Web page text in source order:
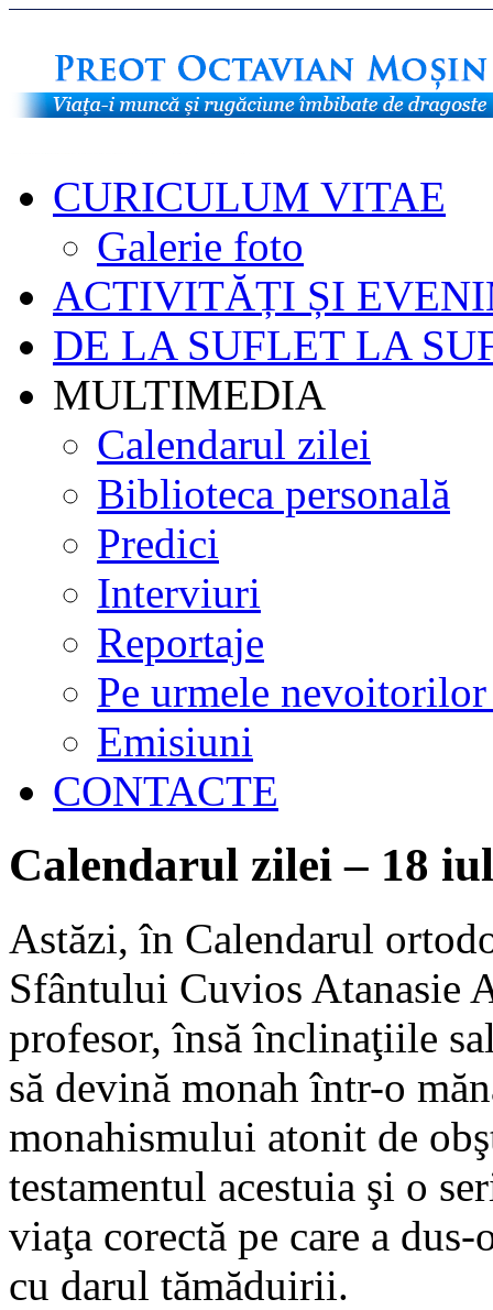
CURICULUM VITAE
Galerie foto
ACTIVITĂȚI ȘI
DE LA SUFLET LA
MULTIMEDIA
Calendarul zilei
Biblioteca personală
Predici
Interviuri
Reportaje
Pe urmele nevoitorilor
Emisiuni
CONTACTE
Calendarul zilei – 18
Astăzi, în Calendarul
Sfântului Cuvios Atanasie
profesor, însă înclinaţiile
să devină monah într-o
monahismului atonit de
testamentul acestuia şi o
viaţa corectă pe care a
cu darul tămăduirii.